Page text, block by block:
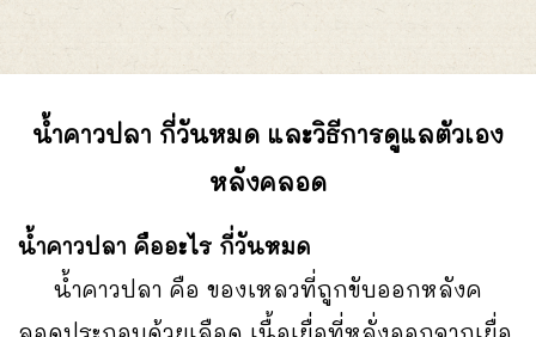
น้ำคาวปลา กี่วันหมด และวิธีการดูแลตัวเอง
หลังคลอด
น้ำคาวปลา คืออะไร กี่วันหมด
น้ำคาวปลา คือ ของเหลวที่ถูกขับออกหลังค